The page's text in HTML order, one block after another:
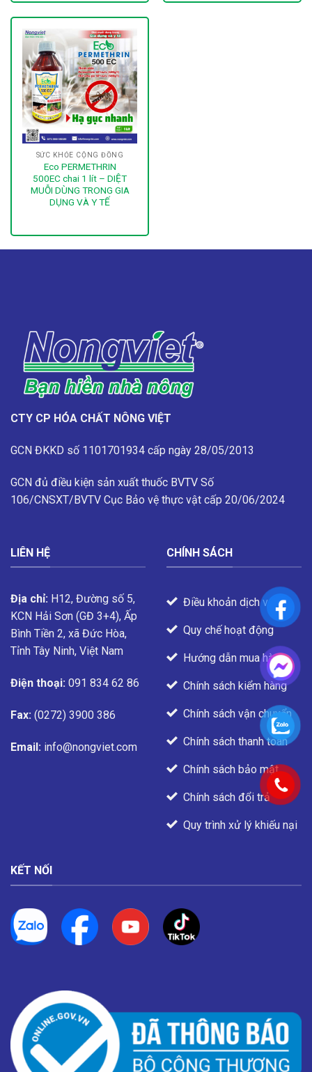
SỨC KHỎE CỘNG ĐỒNG
Eco PERMETHRIN
500EC chai 1 lít – DIỆT
MUỖI DÙNG TRONG GIA
DỤNG VÀ Y TẾ
CTY CP HÓA CHẤT NÔNG VIỆT
GCN ĐKKD số 1101701934 cấp ngày 28/05/2013
GCN đủ điều kiện sản xuất thuốc BVTV Số
106/CNSXT/BVTV Cục Bảo vệ thực vật cấp 20/06/2024
LIÊN HỆ
Địa chỉ: H12, Đường số 5,
KCN Hải Sơn (GĐ 3+4), Ấp
Bình Tiền 2, xã Đức Hòa,
Tỉnh Tây Ninh, Việt Nam
Điện thoại: 091 834 62 86
Fax: (0272) 3900 386
Email: info@nongviet.com
CHÍNH SÁCH
Điều khoản dịch vụ
Quy chế hoạt động
Hướng dẫn mua hàng
Chính sách kiểm hàng
Chính sách vận chuyển
Chính sách thanh toán
Chính sách bảo mật
Chính sách đổi trả
Quy trình xử lý khiếu nại
KẾT NỐI